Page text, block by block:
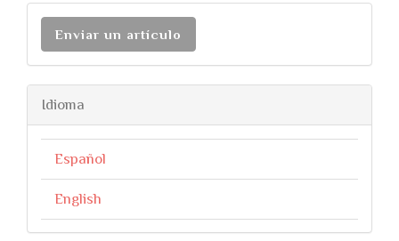
Enviar un artículo
Idioma
Español
English